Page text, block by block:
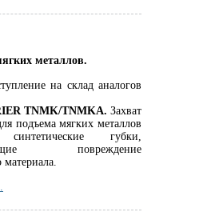
металлов.
на склад аналогов
TNMK/TNMKA. Захват
подъема мягких металлов
губки,
повреждение